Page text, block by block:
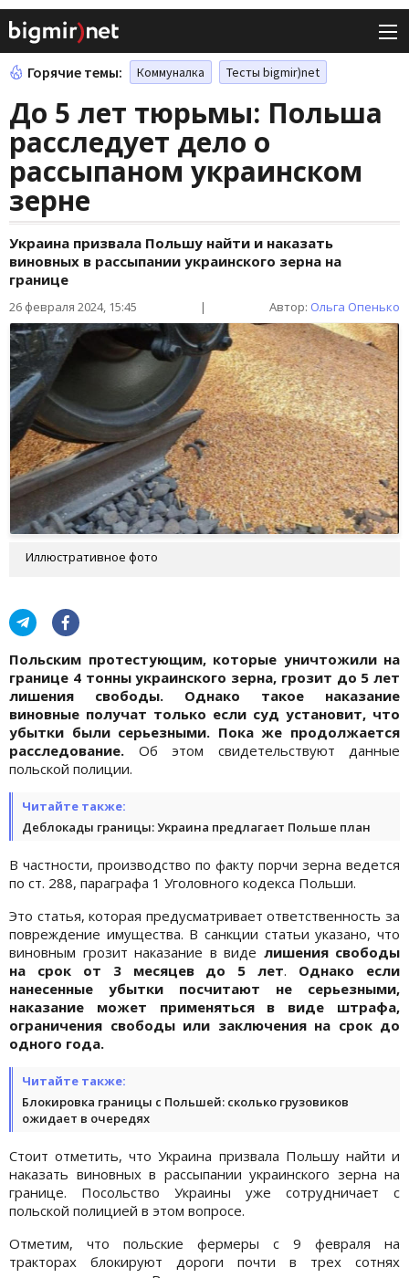
Горячие темы: Коммуналка Тесты bigmir)net
До 5 лет тюрьмы: Польша
расследует дело о
рассыпаном украинском
зерне
Украина призвала Польшу найти и наказать
виновных в рассыпании украинского зерна на
границе
26 февраля 2024, 15:45 | Автор: Ольга Опенько
Иллюстративное фото
Польским протестующим, которые уничтожили на
границе 4 тонны украинского зерна, грозит до 5 лет
лишения свободы. Однако такое наказание
виновные получат только если суд установит, что
убытки были серьезными. Пока же продолжается
расследование. Об этом свидетельствуют данные
польской полиции.
Читайте также:
Деблокады границы: Украина предлагает Польше план
В частности, производство по факту порчи зерна ведется
по ст. 288, параграфа 1 Уголовного кодекса Польши.
Это статья, которая предусматривает ответственность за
повреждение имущества. В санкции статьи указано, что
виновным грозит наказание в виде лишения свободы
на срок от 3 месяцев до 5 лет. Однако если
нанесенные убытки посчитают не серьезными,
наказание может применяться в виде штрафа,
ограничения свободы или заключения на срок до
одного года.
Читайте также:
Блокировка границы с Польшей: сколько грузовиков
ожидает в очередях
Стоит отметить, что Украина призвала Польшу найти и
наказать виновных в рассыпании украинского зерна на
границе. Посольство Украины уже сотрудничает с
польской полицией в этом вопросе.
Отметим, что польские фермеры с 9 февраля на
тракторах блокируют дороги почти в трех сотнях